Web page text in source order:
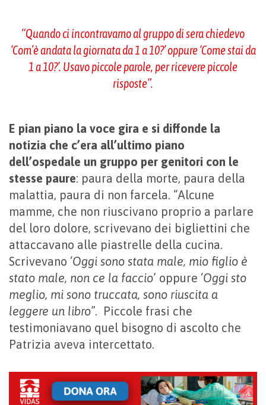
“Quando ci incontravamo al gruppo di sera chiedevo
‘Com’è andata la giornata da 1 a 10?’ oppure ‘Come stai da
1 a 10?’. Usavo piccole parole, per ricevere piccole
risposte”.
E pian piano la voce gira e si diffonde la
notizia che c’era all’ultimo piano
dell’ospedale un gruppo per genitori con le
stesse paure: paura della morte, paura della
malattia, paura di non farcela. “Alcune
mamme, che non riuscivano proprio a parlare
del loro dolore, scrivevano dei bigliettini che
attaccavano alle piastrelle della cucina.
Scrivevano ‘Oggi sono stata male, mio figlio è
stato male, non ce la faccio’ oppure ‘Oggi sto
meglio, mi sono truccata, sono riuscita a
leggere un libro”. Piccole frasi che
testimoniavano quel bisogno di ascolto che
Patrizia aveva intercettato.